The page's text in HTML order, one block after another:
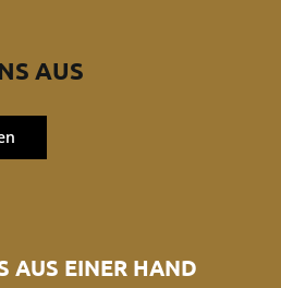
AUS
AUS EINER HAND